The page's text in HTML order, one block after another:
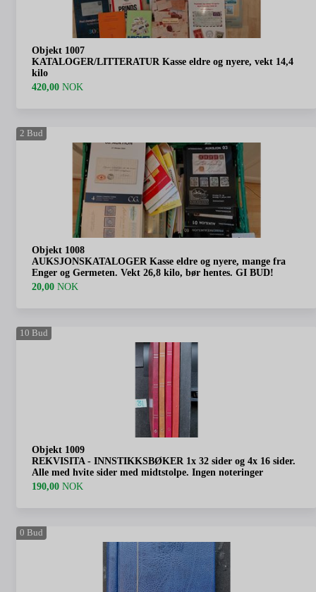
Objekt 1007
KATALOGER/LITTERATUR Kasse eldre og nyere, vekt 14,4
kilo
420,00 NOK
2 Bud
Objekt 1008
AUKSJONSKATALOGER Kasse eldre og nyere, mange fra
Enger og Germeten. Vekt 26,8 kilo, bør hentes. GI BUD!
20,00 NOK
10 Bud
Objekt 1009
REKVISITA - INNSTIKKSBØKER 1x 32 sider og 4x 16 sider.
Alle med hvite sider med midtstolpe. Ingen noteringer
190,00 NOK
0 Bud